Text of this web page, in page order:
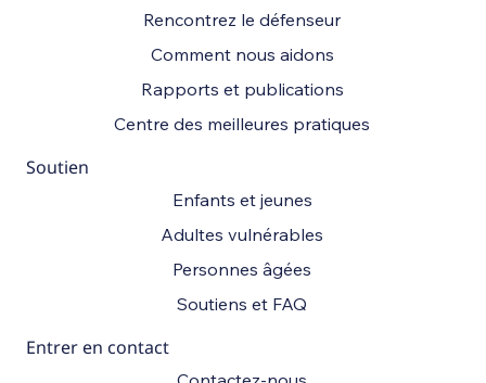
Rencontrez le défenseur
Comment nous aidons
Rapports et publications
Centre des meilleures pratiques
Soutien
Enfants et jeunes
Adultes vulnérables
Personnes âgées
Soutiens et FAQ
Entrer en contact